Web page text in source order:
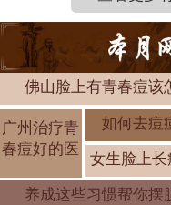
佛山脸上有青春痘该
广州治疗青
春痘好的医
如何去痘
女生脸上
养成这些习惯帮你摆